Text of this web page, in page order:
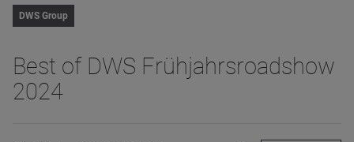
DWS Group
Best of DWS Frühjahrsroadshow
2024